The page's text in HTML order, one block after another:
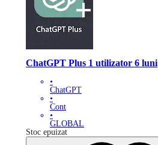
ChatGPT Plus 1 utilizator 6 luni
•
ChatGPT
•
Cont
•
GLOBAL
Stoc epuizat